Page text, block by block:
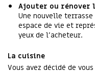
Ajouter ou rénover
Une nouvelle
espace de vie et
yeux de l’acheteur.
La cuisine
Vous avez décidé de